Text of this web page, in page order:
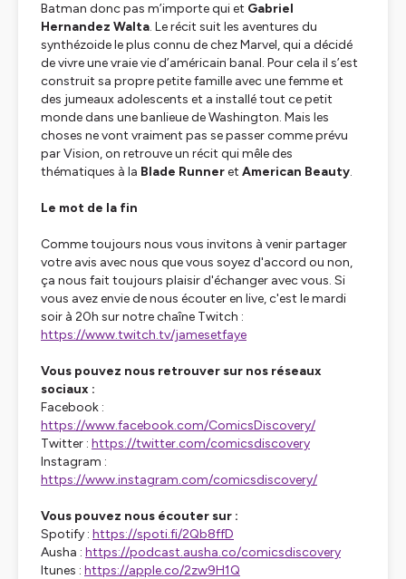
Batman donc pas m’importe qui et Gabriel
Hernandez Walta. Le récit suit les aventures du
synthézoide le plus connu de chez Marvel, qui a décidé
de vivre une vraie vie d’américain banal. Pour cela il s’est
construit sa propre petite famille avec une femme et
des jumeaux adolescents et a installé tout ce petit
monde dans une banlieue de Washington. Mais les
choses ne vont vraiment pas se passer comme prévu
par Vision, on retrouve un récit qui mêle des
thématiques à la Blade Runneret American Beauty.
Le mot de la fin
Comme toujours nous vous invitons à venir partager
votre avis avec nous que vous soyez d'accord ou non,
ça nous fait toujours plaisir d'échanger avec vous. Si
vous avez envie de nous écouter en live, c'est le mardi
soir à 20h sur notre chaîne Twitch :
https://www.twitch.tv/jamesetfaye
Vous pouvez nous retrouver sur nos réseaux
sociaux :
Facebook :
https://www.facebook.com/ComicsDiscovery/
Twitter : https://twitter.com/comicsdiscovery
Instagram :
https://www.instagram.com/comicsdiscovery/
Vous pouvez nous écouter sur :
Spotify : https://spoti.fi/2Qb8ffD
Ausha : https://podcast.ausha.co/comicsdiscovery
Itunes : https://apple.co/2zw9H1Q